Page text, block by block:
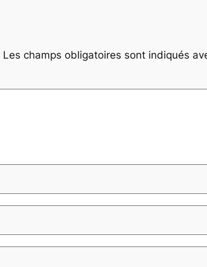
Les champs obligatoires sont indiqués